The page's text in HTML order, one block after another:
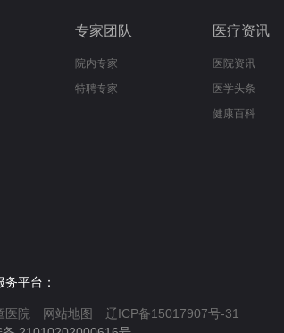
专家团队
院内专家
特聘专家
医疗资讯
医院资讯
医学头条
健康百科
平台：
医院 网站地图
辽ICP备15017907号-31